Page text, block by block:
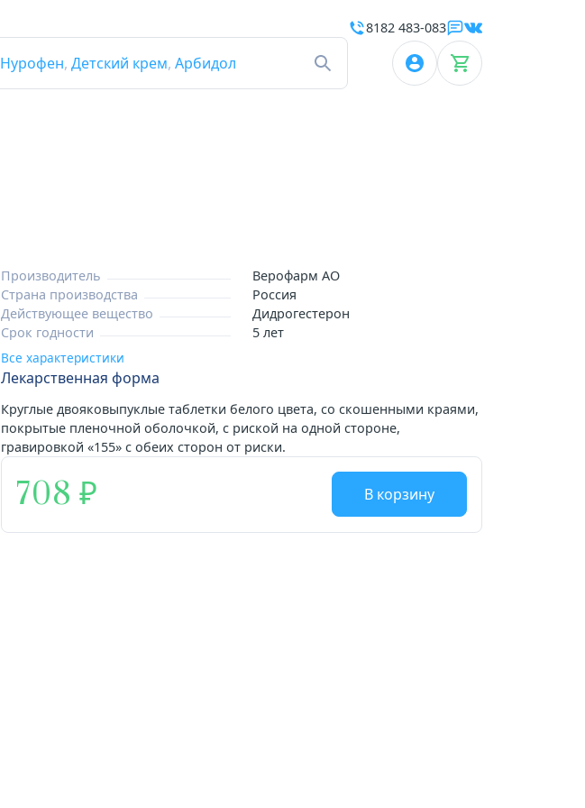
Нурофен, Детский крем, Арбидол
8182 483-083
Производитель
Верофарм АО
Страна производства
Россия
Действующее вещество
Дидрогестерон
Срок годности
5 лет
Все характеристики
Лекарственная форма
Круглые двояковыпуклые таблетки белого цвета, со скошенными краями,
покрытые пленочной оболочкой, с риской на одной стороне,
гравировкой «155» с обеих сторон от риски.
708 В корзину